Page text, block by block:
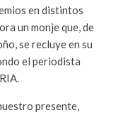
en distintos
un monje que, de
se recluye en su
el periodista
presente,